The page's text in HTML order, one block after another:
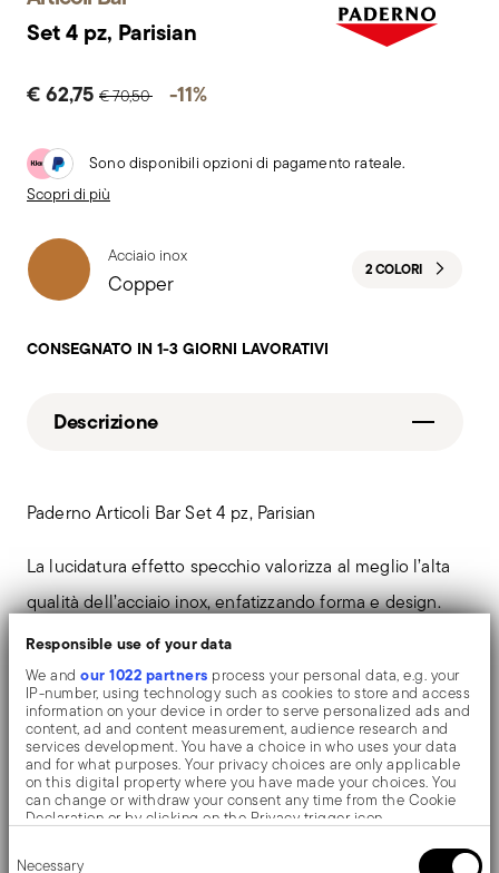
Responsible use of your data
We andour 1022 partners process your personal data, e.g. your
IP-number, using technology such as cookies to store and access
information on your device in order to serve personalized ads and
content, ad and content measurement, audience research and
services development. You have a choice in who uses your data
and for what purposes. Your privacy choices are only applicable
on this digital property where you have made your choices. You
can change or withdraw your consent any time from the Cookie
Declaration or by clicking on the Privacy trigger icon.
Selection
Necessary
Set 4 pz, Parisian
€ 62,75 € 70,50 -11%
Sono disponibili opzioni di pagamento rateale.
Scopri di più
Acciaio inox
Copper 2 COLORI
CONSEGNATO IN 1-3 GIORNI LAVORATIVI
Descrizione
Paderno Articoli Bar Set 4 pz, Parisian
La lucidatura effetto specchio valorizza al meglio l’alta
qualità dell’acciaio inox, enfatizzando forma e design.
Le superfici vengono lucidate con l’ausilio di additivi e
spazzole meccaniche di diversa grana e materiali, che
levigano l’acciaio inossidabile fino a conferire
un’elevata lucentezza. L’oggetto si arricchisce di riflessi
che lo rendono ancora più prezioso.